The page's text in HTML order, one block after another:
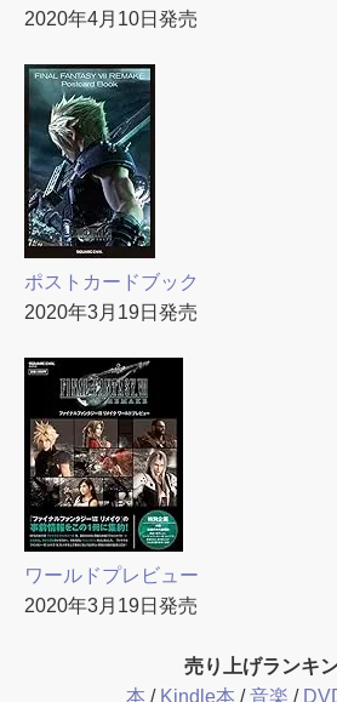
2020年4月10日発売
ポストカードブック
2020年3月19日発売
ワールドプレビュー
2020年3月19日発売
売り上げランキ
本 / Kindle本 /音楽 /